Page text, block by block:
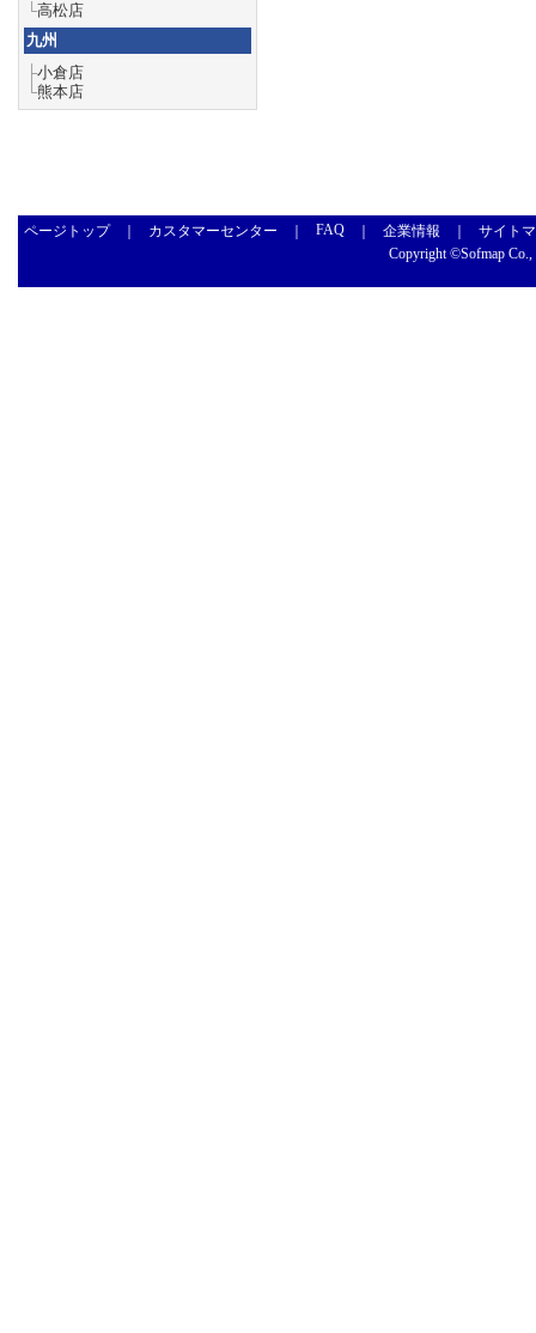
└高松店
九州
├小倉店
└熊本店
ページトップ カスタマーセンター FAQ 企業情報
サイト
Copyright ©Sofmap Co.,